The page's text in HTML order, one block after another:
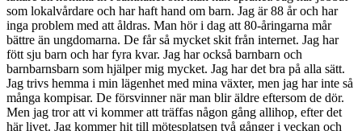
som lokalvårdare och har haft hand om barn. Jag är 88 år och har
inga problem med att åldras. Man hör i dag att 80-åringarna mår
bättre än ungdomarna. De får så mycket skit från internet. Jag har
fött sju barn och har fyra kvar. Jag har också barnbarn och
barnbarnsbarn som hjälper mig mycket. Jag har det bra på alla sätt.
Jag trivs hemma i min lägenhet med mina växter, men jag har inte så
många kompisar. De försvinner när man blir äldre eftersom de dör.
Men jag tror att vi kommer att träffas någon gång allihop, efter det
här livet. Jag kommer hit till mötesplatsen två gånger i veckan och